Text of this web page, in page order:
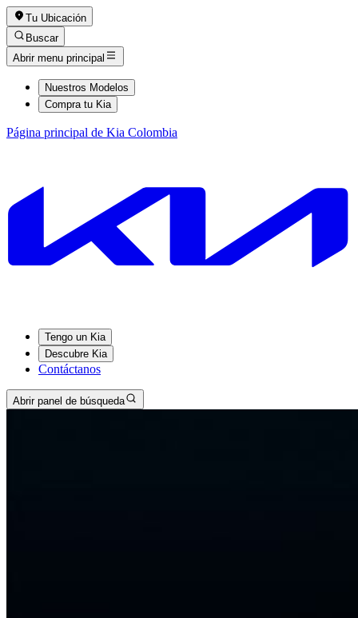
Tu Ubicación
Buscar
Abrir menu principal
Nuestros Modelos
Compra tu Kia
Página principal de Kia Colombia
Tengo un Kia
Descubre Kia
Contáctanos
Abrir panel de búsqueda